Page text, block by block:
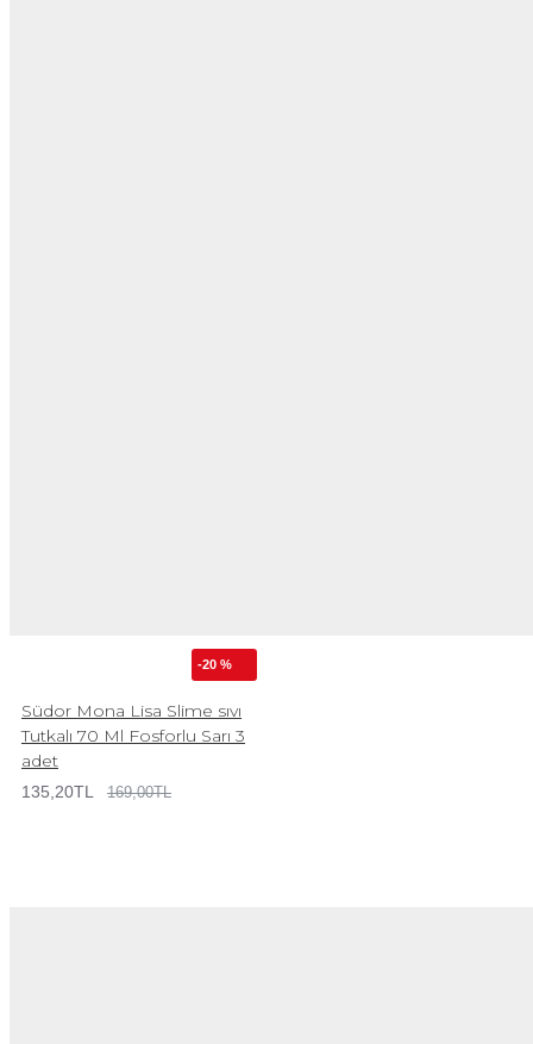
-20 %
Südor Mona Lisa Slime sıvı
Tutkalı 70 Ml Fosforlu Sarı 3
adet
135,20TL 169,00TL